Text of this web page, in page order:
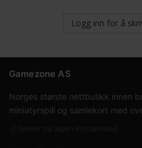
Logg inn for å
Gamezone AS
Norges største nettbutikk innen
miniatyrspill og samlekort med